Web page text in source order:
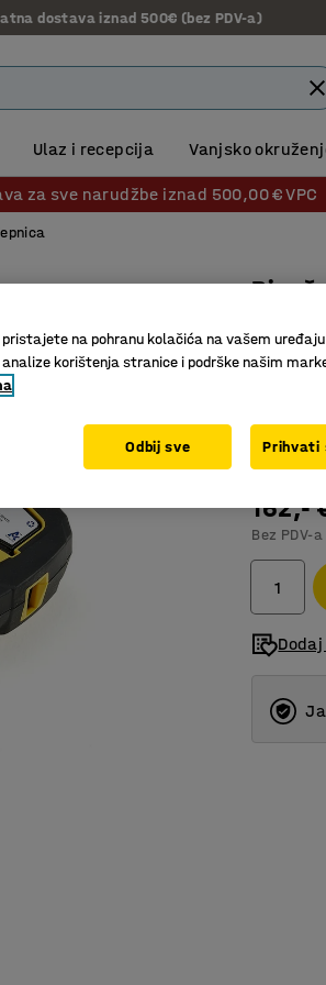
dostava iznad 500€ (bez PDV-a)
Ulaz i recepcija Vanjsko
za sve narudžbe iznad 500,00 € VPC
Pisač
ABC,
Br.
Dolazi
162,-
Bez PDV-a
na pohranu kolačića na vašem
korištenja stranice i podrške našim
Odbij sve Prihvati